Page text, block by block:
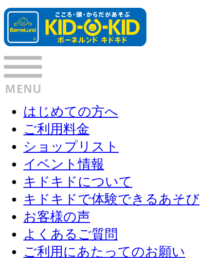
はじめての方へ
ご利用料金
ショップリスト
イベント情報
キドキドについて
キドキドで体験できるあそび
お客様の声
よくあるご質問
ご利用にあたってのお願い